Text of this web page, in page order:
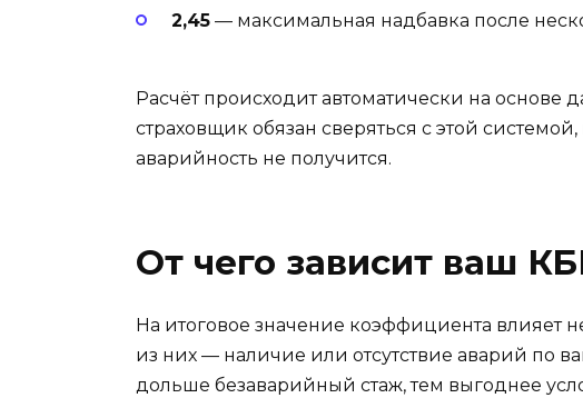
2,45 — максимальная надбавка после
Расчёт происходит автоматически на
страховщик обязан сверяться с этой
аварийность не получится.
От чего зависит ваш
На итоговое значение коэффициента влияет
из них — наличие или отсутствие аварий по
дольше безаварийный стаж, тем выгоднее